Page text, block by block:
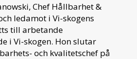
Chef Hållbarhet &
ledamot i Vi-skogens
till arbetande
i Vi-skogen. Hon slutar
och kvalitetschef på